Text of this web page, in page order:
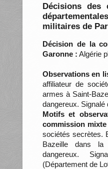
Décisions des
militaires de
Décision de la
Garonne : Algérie
Observations en
affiliateur de
armes à Saint-
dangereux. Signalé
Motifs et
commission mixte
sociétés secrètes.
Bazeille dans la
dangereux.
(Département de